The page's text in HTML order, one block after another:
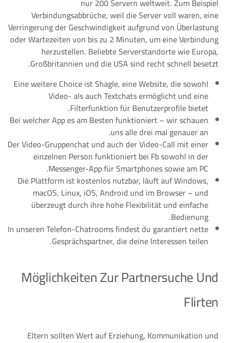
nur 200 Servern weltweit. Zum Beispiel
Verbindungsabbrüche, weil die Server voll waren, eine
Verringerung der Geschwindigkeit aufgrund von Überlastung
oder Wartezeiten von bis zu 2 Minuten, um eine Verbindung
herzustellen. Beliebte Serverstandorte wie Europa,
Großbritannien und die USA sind recht schnell besetzt.
Eine weitere Choice ist Shagle, eine Website, die sowohl
Video- als auch Textchats ermöglicht und eine
Filterfunktion für Benutzerprofile bietet.
Bei welcher App es am Besten funktioniert – wir schauen
uns alle drei mal genauer an.
Der Video-Gruppenchat und auch der Video-Call mit einer
einzelnen Person funktioniert bei Fb sowohl in der
Messenger-App für Smartphones sowie am PC.
Die Plattform ist kostenlos nutzbar, läuft auf Windows,
macOS, Linux, iOS, Android und im Browser – und
überzeugt durch ihre hohe Flexibilität und einfache
Bedienung.
In unseren Telefon-Chatrooms findest du garantiert nette
Gesprächspartner, die deine Interessen teilen.
Möglichkeiten Zur Partnersuche Und
Flirten
Eltern sollten Wert auf Erziehung, Kommunikation und